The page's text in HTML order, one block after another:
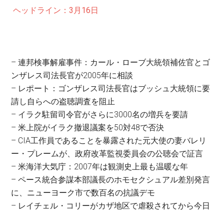
ヘッドライン：3月16日
– 連邦検事解雇事件：カール・ローブ大統領補佐官とゴ
ンザレス司法長官が2005年に相談
– レポート：ゴンザレス司法長官はブッシュ大統領に要
請し自らへの盗聴調査を阻止
– イラク駐留司令官がさらに3000名の増兵を要請
– 米上院がイラク撤退議案を50対48で否決
– CIA工作員であることを暴露された元大使の妻バレリ
ー・プレームが、政府改革監視委員会の公聴会で証言
– 米海洋大気庁：2007年は観測史上最も温暖な年
– ペース統合参謀本部議長のホモセクシュアル差別発言
に、ニューヨーク市で数百名の抗議デモ
– レイチェル・コリーがカザ地区で虐殺されてから今日